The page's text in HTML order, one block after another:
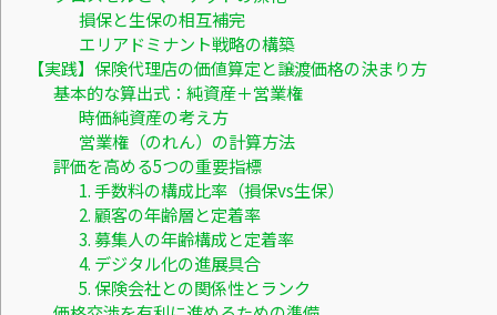
損保と生保の相互補完
エリアドミナント戦略の構築
【実践】保険代理店の価値算定と譲渡価格の決まり方
基本的な算出式：純資産＋営業権
時価純資産の考え方
営業権（のれん）の計算方法
評価を高める5つの重要指標
1. 手数料の構成比率（損保vs生保）
2. 顧客の年齢層と定着率
3. 募集人の年齢構成と定着率
4. デジタル化の進展具合
5. 保険会社との関係性とランク